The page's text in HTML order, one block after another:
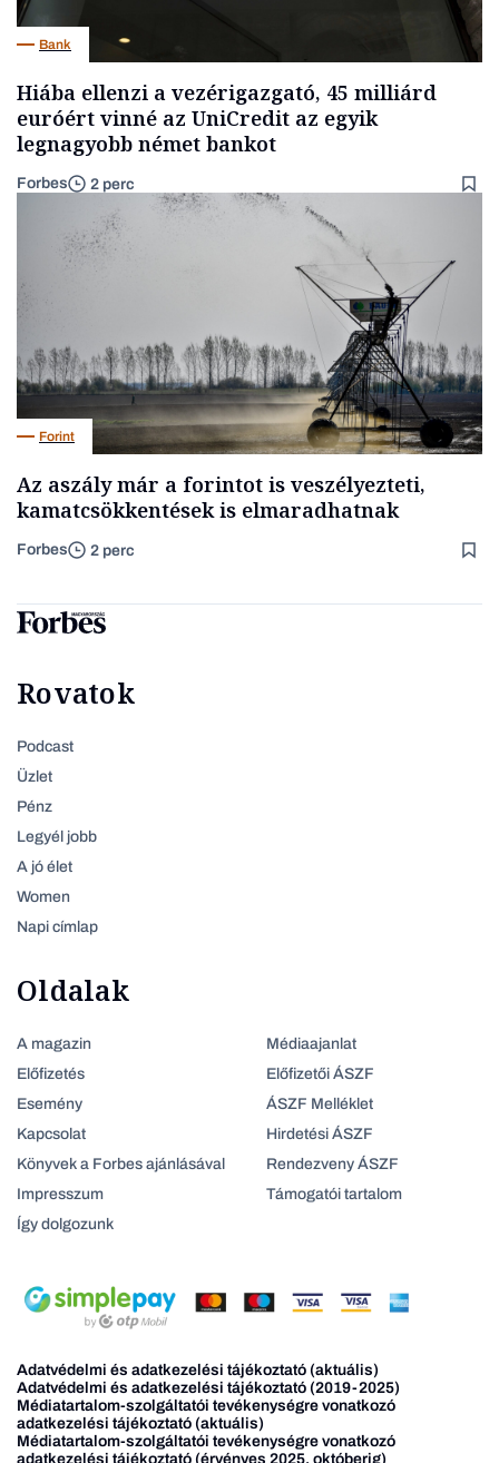
Bank
Hiába ellenzi a vezérigazgató, 45 milliárd
euróért vinné az UniCredit az egyik
legnagyobb német bankot
Forbes 2 perc
Forint
Az aszály már a forintot is veszélyezteti,
kamatcsökkentések is elmaradhatnak
Forbes 2 perc
Rovatok
Podcast
Üzlet
Pénz
Legyél jobb
A jó élet
Women
Napi címlap
Oldalak
A magazin
Előfizetés
Esemény
Kapcsolat
Könyvek a Forbes ajánlásával
Impresszum
Így dolgozunk
Médiaajanlat
Előfizetői ÁSZF
ÁSZF Melléklet
Hirdetési ÁSZF
Rendezveny ÁSZF
Támogatói tartalom
Adatvédelmi és adatkezelési tájékoztató (aktuális)
Adatvédelmi és adatkezelési tájékoztató (2019-2025)
Médiatartalom-szolgáltatói tevékenységre vonatkozó
adatkezelési tájékoztató (aktuális)
Médiatartalom-szolgáltatói tevékenységre vonatkozó
adatkezelési tájékoztató (érvényes 2025. októberig)